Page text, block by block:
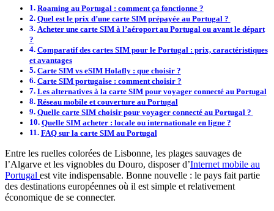
Roaming au Portugal : comment ça fonctionne ?
Quel est le prix d’une carte SIM prépayée au Portugal ?
Acheter une carte SIM à l’aéroport au Portugal ou avant le départ
?
Comparatif des cartes SIM pour le Portugal : prix, caractéristiques
et avantages
Carte SIM vs eSIM Holafly : que choisir ?
Carte SIM portugaise : comment choisir ?
Les alternatives à la carte SIM pour voyager connecté au Portugal
Réseau mobile et couverture au Portugal
Quelle carte SIM choisir pour voyager connecté au Portugal ?
Quelle SIM acheter : locale ou internationale en ligne ?
FAQ sur la carte SIM au Portugal
Entre les ruelles colorées de Lisbonne, les plages sauvages de
l’Algarve et les vignobles du Douro, disposer d’Internet mobile au
Portugal est vite indispensable. Bonne nouvelle : le pays fait partie
des destinations européennes où il est simple et relativement
économique de se connecter.